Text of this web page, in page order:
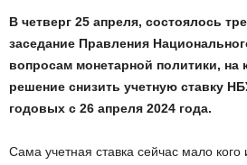
В четверг 25 апреля, состоялось
заседание Правления
вопросам монетарной политики, на
решение снизить учетную ставку
годовых с 26 апреля 2024 года.
Сама учетная ставка сейчас мало кого